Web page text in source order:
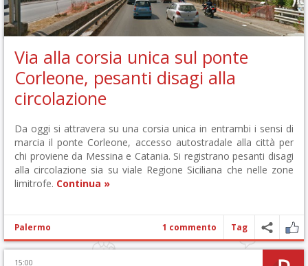
Via alla corsia unica sul ponte
Corleone, pesanti disagi alla
circolazione
Da oggi si attravera su una corsia unica in entrambi i sensi di
marcia il ponte Corleone, accesso autostradale alla città per
chi proviene da Messina e Catania. Si registrano pesanti disagi
alla circolazione sia su viale Regione Siciliana che nelle zone
limitrofe. Continua »
Palermo 1 commento Tag
15:00